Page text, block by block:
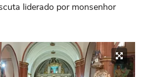
liderado por monsenhor